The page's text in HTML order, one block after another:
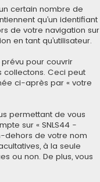
certain nombre de
qu’un identifiant
de votre navigation sur
en tant qu’utilisateur.
pour couvrir
collectons. Ceci peut
ci-après par « votre
permettant de vous
sur « SNLS44 -
dehors de votre nom
à la seule
ou non. De plus, vous